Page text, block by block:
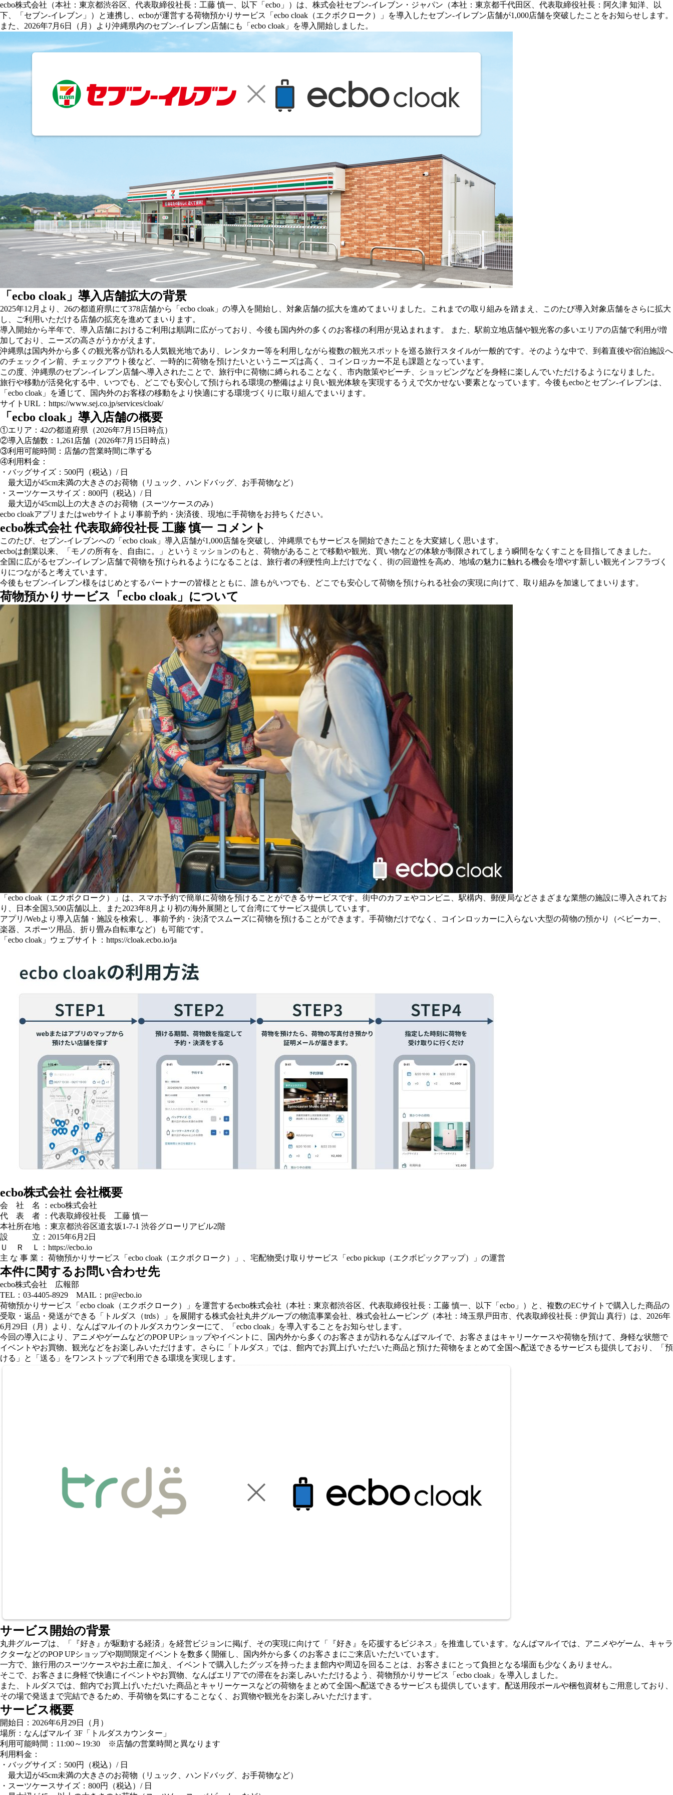
ecbo株式会社（本社：東京都渋谷区、代表取締役社長：工藤 慎一、以下「ecbo」）は、株式会社セブン‐イレブン・ジャパン（本社：東京都千代田区、代表取締役社長：阿久津 知洋、以
下、「セブン‐イレブン」）と連携し、ecboが運営する荷物預かりサービス「ecbo cloak（エクボクローク）」を導入したセブン‐イレブン店舗が1,000店舗を突破したことをお知らせします。
また、2026年7月6日（月）より沖縄県内のセブン‐イレブン店舗にも「ecbo cloak」を導入開始しました。
「ecbo cloak」導入店舗拡大の背景
2025年12月より、26の都道府県にて378店舗から「ecbo cloak」の導入を開始し、対象店舗の拡大を進めてまいりました。これまでの取り組みを踏まえ、このたび導入対象店舗をさらに拡大
し、ご利用いただける店舗の拡充を進めてまいります。
導入開始から半年で、導入店舗におけるご利用は順調に広がっており、今後も国内外の多くのお客様の利用が見込まれます。 また、駅前立地店舗や観光客の多いエリアの店舗で利用が増
加しており、ニーズの高さがうかがえます。
沖縄県は国内外から多くの観光客が訪れる人気観光地であり、レンタカー等を利用しながら複数の観光スポットを巡る旅行スタイルが一般的です。そのような中で、到着直後や宿泊施設へ
のチェックイン前、チェックアウト後など、一時的に荷物を預けたいというニーズは高く、コインロッカー不足も課題となっています。
この度、沖縄県のセブン‐イレブン店舗へ導入されたことで、旅行中に荷物に縛られることなく、市内散策やビーチ、ショッピングなどを身軽に楽しんでいただけるようになりました。
旅行や移動が活発化する中、いつでも、どこでも安心して預けられる環境の整備はより良い観光体験を実現するうえで欠かせない要素となっています。今後もecboとセブン‐イレブンは、
「ecbo cloak」を通じて、国内外のお客様の移動をより快適にする環境づくりに取り組んでまいります。
サイトURL： https://www.sej.co.jp/services/cloak/
「ecbo cloak」導入店舗の概要
①エリア：42の都道府県（2026年7月15日時点）
②導入店舗数：1,261店舗（2026年7月15日時点）
③利用可能時間：店舗の営業時間に準ずる
④利用料金：
・バッグサイズ：500円（税込）/ 日
最大辺が45cm未満の大きさのお荷物（リュック、ハンドバッグ、お手荷物など）
・スーツケースサイズ：800円（税込）/ 日
最大辺が45cm以上の大きさのお荷物（スーツケースのみ）
ecbo cloakアプリまたはwebサイトより事前予約・決済後、現地に手荷物をお持ちください。
ecbo株式会社 代表取締役社長 工藤 慎一 コメント
このたび、セブン‐イレブンへの「ecbo cloak」導入店舗が1,000店舗を突破し、沖縄県でもサービスを開始できたことを大変嬉しく思います。
ecboは創業以来、「モノの所有を、自由に。」というミッションのもと、荷物があることで移動や観光、買い物などの体験が制限されてしまう瞬間をなくすことを目指してきました。
全国に広がるセブン‐イレブン店舗で荷物を預けられるようになることは、旅行者の利便性向上だけでなく、街の回遊性を高め、地域の魅力に触れる機会を増やす新しい観光インフラづく
りにつながると考えています。
今後もセブン‐イレブン様をはじめとするパートナーの皆様とともに、誰もがいつでも、どこでも安心して荷物を預けられる社会の実現に向けて、取り組みを加速してまいります。
荷物預かりサービス「ecbo cloak」について
「ecbo cloak（エクボクローク）」は、スマホ予約で簡単に荷物を預けることができるサービスです。街中のカフェやコンビニ、駅構内、郵便局などさまざまな業態の施設に導入されてお
り、日本全国3,500店舗以上、また2023年8月より初の海外展開として台湾にてサービス提供しています。
アプリ/Webより導入店舗・施設を検索し、事前予約・決済でスムーズに荷物を預けることができます。手荷物だけでなく、コインロッカーに入らない大型の荷物の預かり（ベビーカー、
楽器、スポーツ用品、折り畳み自転車など）も可能です。
「ecbo cloak」ウェブサイト： https://cloak.ecbo.io/ja
ecbo株式会社 会社概要
会 社 名 ：ecbo株式会社
代 表 者 ：代表取締役社長 工藤 慎一
本社所在地 ：東京都渋谷区道玄坂1-7-1 渋谷グローリアビル2階
設 立：2015年6月2日
Ｕ Ｒ Ｌ：https://ecbo.io
主 な 事 業： 荷物預かりサービス「ecbo cloak（エクボクローク）」、宅配物受け取りサービス「ecbo pickup（エクボピックアップ）」の運営
本件に関するお問い合わせ先
ecbo株式会社 広報部
TEL：03-4405-8929 MAIL：pr@ecbo.io
荷物預かりサービス「ecbo cloak（エクボクローク）」を運営するecbo株式会社（本社：東京都渋谷区、代表取締役社長：工藤 慎一、以下「ecbo」）と、複数のECサイトで購入した商品の
受取・返品・発送ができる「トルダス（trds）」を展開する株式会社​丸井グループの物流事業会社、株式会社ムービング（本社：埼玉県戸田市、代表取締役社長：伊賀山 真行）は、2026年
6月29日（月）より、なんばマルイのトルダスカウンターにて、「ecbo cloak」を導入することをお知らせします。
今回の導入により、アニメやゲームなどのPOP UPショップやイベントに、国内外から多くのお客さまが訪れるなんばマルイで、お客さまはキャリーケースや荷物を預けて、身軽な状態で
イベントやお買物、観光などをお楽しみいただけます。さらに「トルダス」では、館内でお買上げいただいた商品と預けた荷物をまとめて全国へ配送できるサービスも提供しており、「預
ける」と「送る」をワンストップで利用できる環境を実現します。
サービス開始の背景
丸井グループは、「『好き』が駆動する経済」を経営ビジョンに掲げ、その実現に向けて「『好き』を応援するビジネス」を推進しています。なんばマルイでは、アニメやゲーム、キャラ
クターなどのPOP UPショップや期間限定イベントを数多く開催し、国内外から多くのお客さまにご来店いただいています。
一方で、旅行用のスーツケースやお土産に加え、イベントで購入したグッズを持ったまま館内や周辺を回ることは、お客さまにとって負担となる場面も少なくありません。
そこで、お客さまに身軽で快適にイベントやお買物、なんばエリアでの滞在をお楽しみいただけるよう、荷物預かりサービス「ecbo cloak」を導入しました。
また、トルダスでは、館内でお買上げいただいた商品とキャリーケースなどの荷物をまとめて全国へ配送できるサービスも提供しています。配送用段ボールや梱包資材もご用意しており、
その場で発送まで完結できるため、手荷物を気にすることなく、お買物や観光をお楽しみいただけます。
サービス概要
開始日：2026年6月29日（月）
場所：なんばマルイ 3F「トルダスカウンター」
利用可能時間：11:00～19:30 ※店舗の営業時間と異なります
利用料金：
・バッグサイズ：500円（税込）/ 日
最大辺が45cm未満の大きさのお荷物（リュック、ハンドバッグ、お手荷物など）
・スーツケースサイズ：800円（税込）/ 日